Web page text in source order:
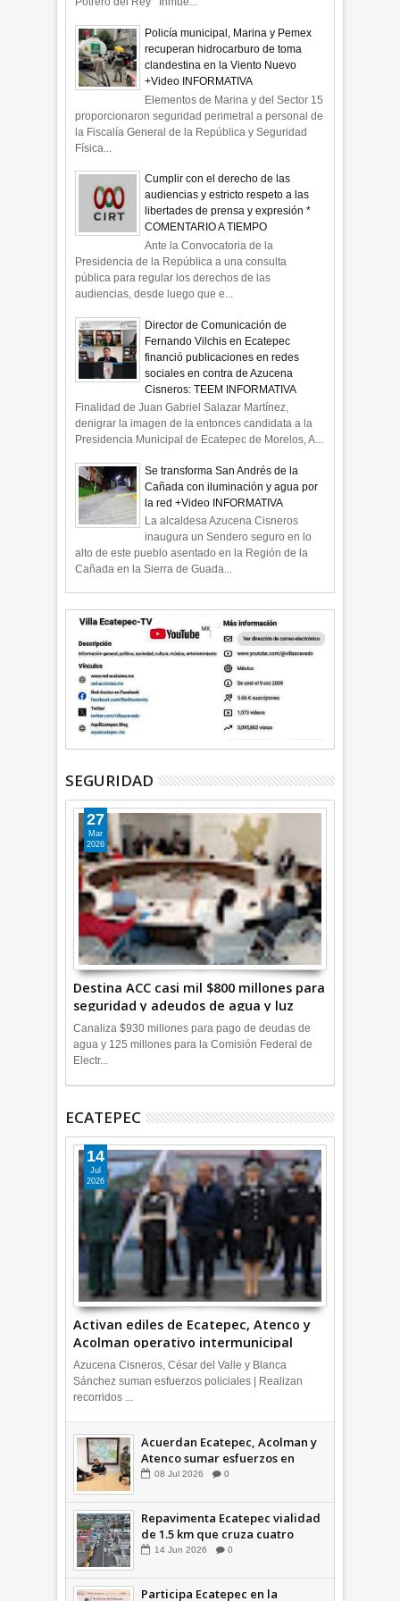
Policía municipal, Marina y Pemex
recuperan hidrocarburo de toma
clandestina en la Viento Nuevo
+Video INFORMATIVA
Elementos de Marina y del Sector 15
proporcionaron seguridad perimetral a personal de
la Fiscalía General de la República y Seguridad
Física...
Cumplir con el derecho de las
audiencias y estricto respeto a las
libertades de prensa y expresión *
COMENTARIO A TIEMPO
Ante la Convocatoria de la
Presidencia de la República a una consulta
pública para regular los derechos de las
audiencias, desde luego que e...
Director de Comunicación de
Fernando Vilchis en Ecatepec
financió publicaciones en redes
sociales en contra de Azucena
Cisneros: TEEM INFORMATIVA
Finalidad de Juan Gabriel Salazar Martínez,
denigrar la imagen de la entonces candidata a la
Presidencia Municipal de Ecatepec de Morelos, A...
Se transforma San Andrés de la
Cañada con iluminación y agua por
la red +Video INFORMATIVA
La alcaldesa Azucena Cisneros
inaugura un Sendero seguro en lo
alto de este pueblo asentado en la Región de la
Cañada en la Sierra de Guada...
SEGURIDAD
Destina ACC casi mil $800 millones para
seguridad y adeudos de agua y luz
+Video
27
Mar
2026
Canaliza $930 millones para pago de deudas de
agua y 125 millones para la Comisión Federal de
Electr...
ECATEPEC
Activan ediles de Ecatepec, Atenco y
Acolman operativo intermunicipal
14
Jul
2026
Azucena Cisneros, César del Valle y Blanca
Sánchez suman esfuerzos policiales | Realizan
recorridos ...
Acuerdan Ecatepec, Acolman y
Atenco sumar esfuerzos en
seguridad
08 Jul 2026 0
Repavimenta Ecatepec vialidad
de 1.5 km que cruza cuatro
comunidades +Video
14 Jun 2026 0
Participa Ecatepec en la